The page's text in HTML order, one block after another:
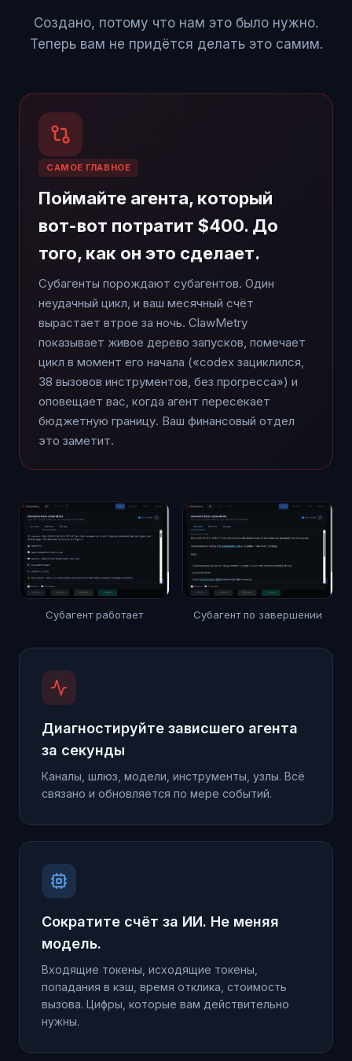
Создано, потому что нам это было нужно.
Теперь вам не придётся делать это самим.
САМОЕ ГЛАВНОЕ
Поймайте агента, который
вот-вот потратит $400. До
того, как он это сделает.
Субагенты порождают субагентов. Один
неудачный цикл, и ваш месячный счёт
вырастает втрое за ночь. ClawMetry
показывает живое дерево запусков, помечает
цикл в момент его начала («codex зациклился,
38 вызовов инструментов, без прогресса») и
оповещает вас, когда агент пересекает
бюджетную границу. Ваш финансовый отдел
это заметит.
Субагент работает Субагент по завершении
Диагностируйте зависшего агента
за секунды
Каналы, шлюз, модели, инструменты, узлы. Всё
связано и обновляется по мере событий.
Сократите счёт за ИИ. Не меняя
модель.
Входящие токены, исходящие токены,
попадания в кэш, время отклика, стоимость
вызова. Цифры, которые вам действительно
нужны.